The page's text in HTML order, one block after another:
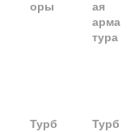
оры
ая
арма
тура
Турб
Турб